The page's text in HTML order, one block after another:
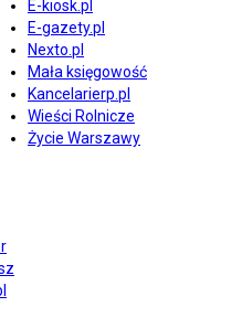
E-kiosk.pl
E-gazety.pl
Nexto.pl
Mała księgowość
Kancelarierp.pl
Wieści Rolnicze
Życie Warszawy